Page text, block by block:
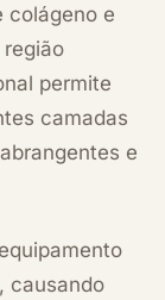
colágeno e
permite
camadas
e
causando